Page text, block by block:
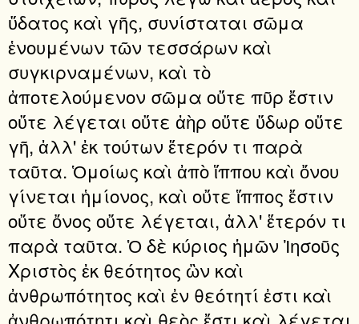
ὕδατος καὶ γῆς, συνίσταται σῶμα
ἑνουμένων τῶν τεσσάρων καὶ
συγκιρναμένων, καὶ τὸ
ἀποτελούμενον σῶμα οὔτε πῦρ ἔστιν
οὔτε λέγεται οὔτε ἀὴρ οὔτε ὕδωρ οὔτε
γῆ, ἀλλ' ἐκ τούτων ἕτερόν τι παρὰ
ταῦτα. Ὁμοίως καὶ ἀπὸ ἵππου καὶ ὄνου
γίνεται ἡμίονος, καὶ οὔτε ἵππος ἔστιν
οὔτε ὄνος οὔτε λέγεται, ἀλλ' ἕτερόν τι
παρὰ ταῦτα. Ὁ δὲ κύριος ἡμῶν Ἰησοῦς
Χριστὸς ἐκ θεότητος ὢν καὶ
ἀνθρωπότητος καὶ ἐν θεότητί ἐστι καὶ